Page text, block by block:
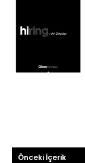
Önceki İçerik